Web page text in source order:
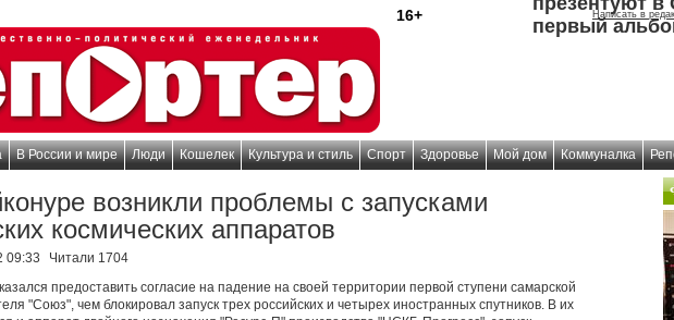
16+ Написать в
первый
В России и мире Люди Кошелек Культура и стиль Спорт Здоровье Мой дом Коммуналка
возникли проблемы с запусками
космических аппаратов
09:33
Читали 1704
предоставить согласие на падение на своей территории первой ступени самарской
"Союз", чем блокировал запуск трех российских и четырех иностранных спутников. В их